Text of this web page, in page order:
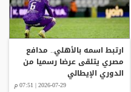
ارتبط اسمه بالأهلي.. مدافع
مصري يتلقى عرضا رسميا من
الدوري الإيطالي
2026-07-29 | 07:51 م